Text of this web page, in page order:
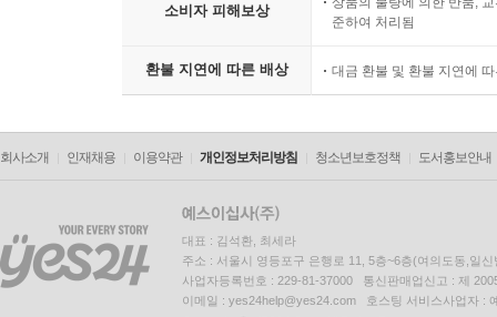
소비자 피해보상
준하여 처리됨
환불 지연에 따른 배상 대금 환불 및 환불 지연에
회사소개 인재채용 이용약관 개인정보처리방침 청소년보호정책 도서홍보안내
대표 : 김석환, 최세라
주소 : 서울시 영등포구 은행로 11, 5층~6층(여의도동,일신
사업자등록번호 : 229-81-37000 통신판매업신고 : 제
이메일 : yes24help@yes24.com 호스팅 서비스사업자 :